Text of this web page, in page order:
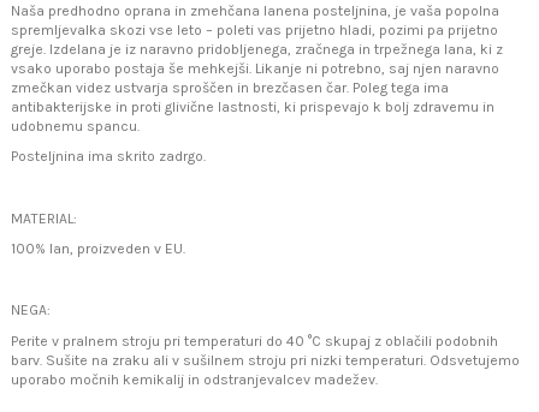
Naša predhodno oprana in zmehčana lanena posteljnina, je vaša popolna
spremljevalka skozi vse leto – poleti vas prijetno hladi, pozimi pa prijetno
greje. Izdelana je iz naravno pridobljenega, zračnega in trpežnega lana, ki z
vsako uporabo postaja še mehkejši. Likanje ni potrebno, saj njen naravno
zmečkan videz ustvarja sproščen in brezčasen čar. Poleg tega ima
antibakterijske in proti glivične lastnosti, ki prispevajo k bolj zdravemu in
udobnemu spancu.
Posteljnina ima skrito zadrgo.
MATERIAL:
100% lan, proizveden v EU.
NEGA:
Perite v pralnem stroju pri temperaturi do 40 °C skupaj z oblačili podobnih
barv. Sušite na zraku ali v sušilnem stroju pri nizki temperaturi. Odsvetujemo
uporabo močnih kemikalij in odstranjevalcev madežev.